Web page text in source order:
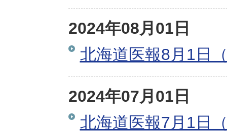
2024年08月01日
北海道医報8月1日
2024年07月01日
北海道医報7月1日